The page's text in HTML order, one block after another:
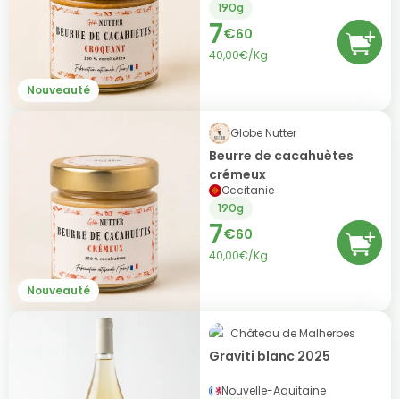
Nouveauté
190g
7€60
40,00€/Kg
Nouveauté
Globe Nutter
Beurre de cacahuètes
crémeux
Occitanie
190g
7€60
40,00€/Kg
Château de Malherbes
Graviti blanc 2025
Nouvelle-Aquitaine